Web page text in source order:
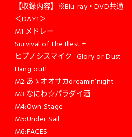
【収録内容】※Blu-ray・DVD共通
＜DAY1＞
M1:メドレー
Survival of the Illest +
ヒプノシスマイク -Glory or Dust-
Hang out!
M2:あゝオオサカdreamin’night
M3:なにわ☆パラダイ酒
M4:Own Stage
M5:Under Sail
M6:FACES